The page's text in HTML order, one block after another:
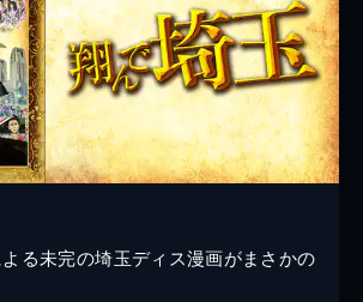
る未完の埼玉ディス漫画がまさかの